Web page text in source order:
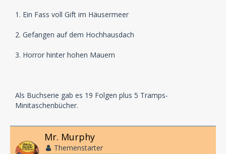
1. Ein Fass voll Gift im Häusermeer
2. Gefangen auf dem Hochhausdach
3. Horror hinter hohen Mauern
Als Buchserie gab es 19 Folgen plus 5 Tramps-
Minitaschenbücher.
Mr. Murphy
Themenstarter